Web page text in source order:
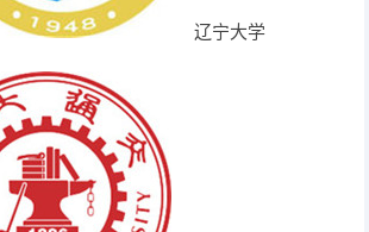
辽宁大学